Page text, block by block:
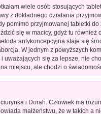
wiele osób stosujących
z dokładnego działania
pomimo przyjmowanej tabletki
się w macicy, gdyż tu również
antykoncepcyjna staje się
W jednym z powyższych
uważających się za lepsze, nie
miejscu, ale chodzi o
i Dorah. Człowiek ma
małżeństwu, że w takich a